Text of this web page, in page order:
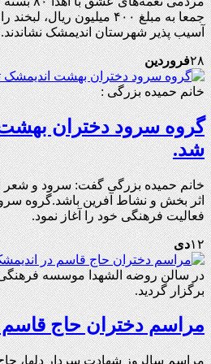
جمعا به مبلغ ۴۰۰ میلیون
آسیب پذیر شهرستان اندیمشک نشاندند.
۲۸فروردین
خانم حمیده بزرگی :
گروه سرود دختران
شد.
خانم حمیده بزرگی گفت: سرود و شعر
اثر بخش و نشاط آفرین باشد.گروه
فعالیت فرهنگی خود را آغاز نمود.
۱۲دی
در سالن روضه الشهدا موسسه
برگزار گردید.
مراسم دختران حاج
مراسم سالروز شهادت سردار دلها،